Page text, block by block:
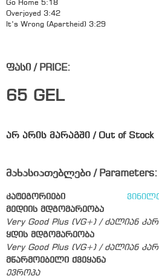
Go Home 5:18
Overjoyed 3:42
It’s Wrong (Apartheid) 3:29
ფასი / PRICE:
65 GEL
არ არის მარაგში / Out of Stock
მახასიათებლები / Parameters:
კატეგორიები
მედიის მდგომარეობა
Very Good Plus (VG+) / ძალიან
ყდის მდგომარეობა
Very Good Plus (VG+) / ძალიან
მწარმოებელი ქვეყანა
ევროპა